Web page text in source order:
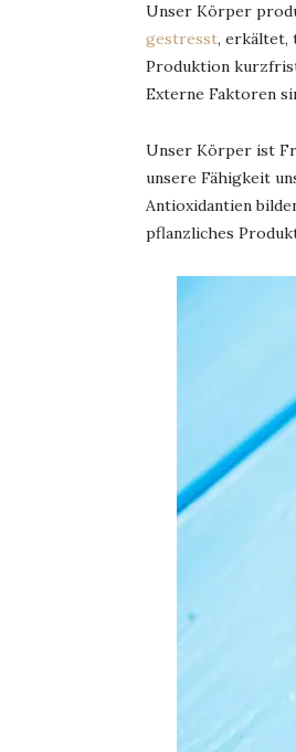
Unser Körper
gestresst, erkältet,
Produktion
Externe Faktoren
Unser Körper ist
unsere Fähigkeit
Antioxidantien
pflanzliches